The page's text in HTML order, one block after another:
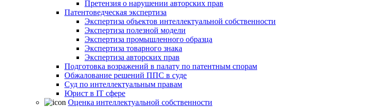
Претензия о нарушении авторских прав
Патентоведческая экспертиза
Экспертиза объектов интеллектуальной собственности
Экспертиза полезной модели
Экспертиза промышленного образца
Экспертиза товарного знака
Экспертиза авторских прав
Подготовка возражений в палату по патентным спорам
Обжалование решений ППС в суде
Суд по интеллектуальным правам
Юрист в IT сфере
Оценка интеллектуальной собственности